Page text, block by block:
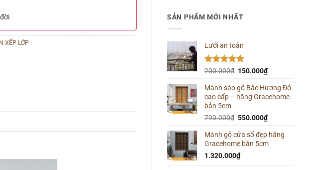
SẢN PHẨM MỚI NHẤT
Lưới an toàn
Được xếp
5 sao
200.000₫ Giá
là:
200.000₫.
150.000₫Giá
tại
là:
Mành sáo gỗ Bắc Hương Đỏ
cao cấp – hãng Gracehome
bản 5cm
790.000₫ Giá
là:
790.000₫.
550.000₫Giá
tại
là:
Mành gỗ cửa sổ đẹp hãng
Gracehome bản 5cm
1.320.000₫
XẾP LỚP